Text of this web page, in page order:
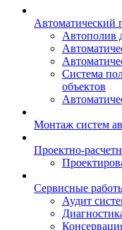
Автоматический
Автополив
Система
объектов
Монтаж систем
Проектно-
Сервисные
Аудит